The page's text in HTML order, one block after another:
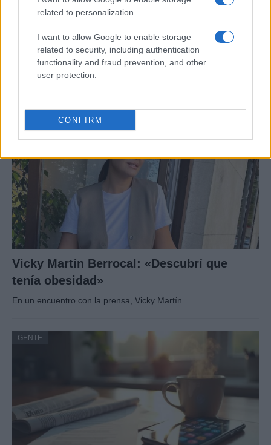
related to personalization.
I want to allow Google to enable storage
related to security, including authentication
functionality and fraud prevention, and other
user protection.
CONFIRM
Hijo de Javier Gutiérrez: un campeón con
capacidades especiales
El hijo del actor Javier Gutiérrez, es Mateo,…
Vicky Martín Berrocal: «Descubrí que
tenía obesidad»
En un encuentro con la prensa, Vicky Martín…
GENTE